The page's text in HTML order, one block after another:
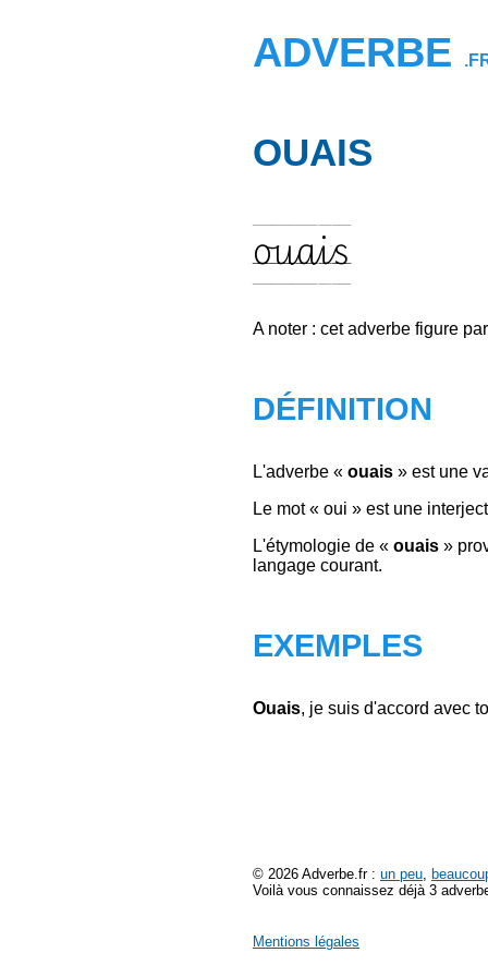
ADVERBE
OUAIS
ouais
A noter : cet adverbe figure
DÉFINITION
L'adverbe « ouais » est une
Le mot « oui » est une
L'étymologie de « ouais »
langage courant.
EXEMPLES
Ouais, je suis d'accord avec
© 2026 Adverbe.fr : un peu,
Voilà vous connaissez déjà 3
Mentions légales